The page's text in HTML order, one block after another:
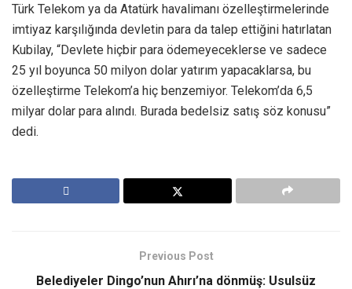
Türk Telekom ya da Atatürk havalimanı özelleştirmelerinde
imtiyaz karşılığında devletin para da talep ettiğini hatırlatan
Kubilay, “Devlete hiçbir para ödemeyeceklerse ve sadece
25 yıl boyunca 50 milyon dolar yatırım yapacaklarsa, bu
özelleştirme Telekom’a hiç benzemiyor. Telekom’da 6,5
milyar dolar para alındı. Burada bedelsiz satış söz konusu”
dedi.
Previous Post
Belediyeler Dingo’nun Ahırı’na dönmüş: Usulsüz